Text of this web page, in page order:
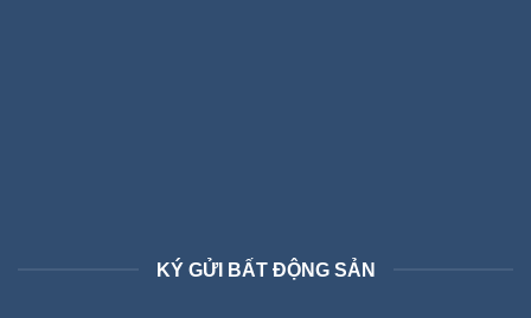
KÝ GỬI BẤT ĐỘNG SẢN